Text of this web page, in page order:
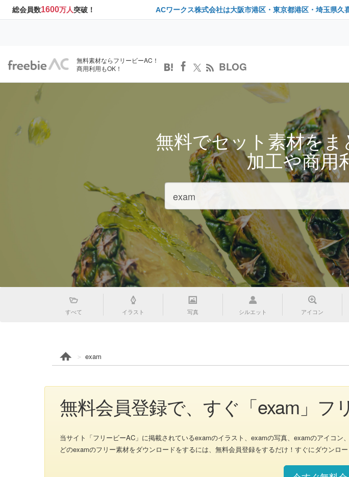
総会員数1600万人突破！ ACワークス株式会社は大阪市港区・東京都港区・埼玉県久
無料素材ならフリービーAC！
商用利用もOK！
BLOG
無料でセット素材を
加工や商用
すべて イラスト 写真 シルエット アイコン
exam
無料会員登録で、すぐ「exam」フ
当サイト「フリービーAC」に掲載されているexamのイラスト、examの写真、examのアイコ
どのexamのフリー素材をダウンロードをするには、無料会員登録をするだけ！すぐにダウンロー